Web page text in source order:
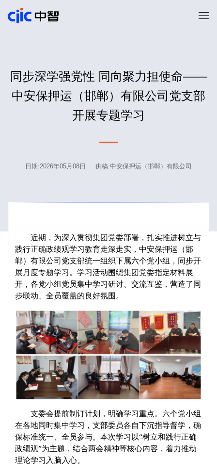
同步深学强党性 同向聚力担使命——
中安保押运（邯郸）有限公司党支部
开展专题学习
日期:2026年05月08日 供稿:中安保押运（邯郸）有限公司
近期，为深入贯彻集团党委部署，扎实推进树立与
践行正确政绩观学习教育走深走实，中安保押运（邯
郸）有限公司党支部统一组织下属六个党小组，同步开
展月度专题学习。学习活动围绕集团党委指定材料展
开，各党小组党员集中学习研讨、交流互鉴，营造了同
步联动、全员覆盖的良好氛围。
支委会提前制订计划，明确学习重点。六个党小组
在各地同时集中学习，支部委员各自下沉指导督学，确
保标准统一、全员参与。本次学习以“树立和践行正确
政绩观”为主题，结合两会精神等核心内容，着力推动
理论学习入脑入心。